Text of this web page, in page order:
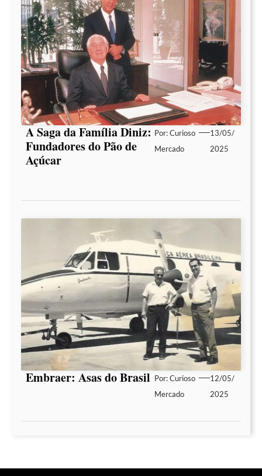
A Saga da Família Diniz:
Fundadores do Pão de
Açúcar
Por:Curioso
Mercado
13/05/
2025
Embraer: Asas do Brasil Por:Curioso
Mercado
12/05/
2025